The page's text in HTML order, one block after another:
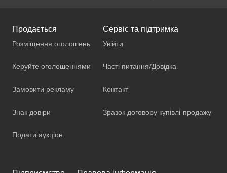
Продається
Розміщення оголошень
Керуйте оголошеннями
Замовити рекламу
Знак довіри
Подати аукціон
Сервіс та підтримка
Увійти
Часті питання/Довідка
Контакт
Зразок договору купівлі-продажу